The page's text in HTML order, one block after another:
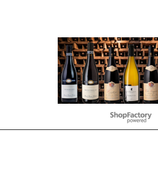
WebShop erstellt mit
ShopFactory Shop